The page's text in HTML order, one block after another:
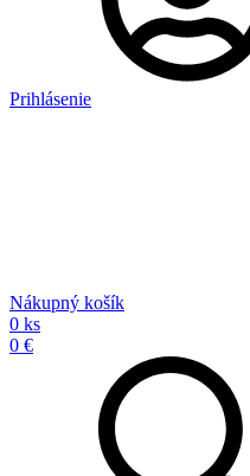
Prihlásenie
Nákupný košík
0 ks
0 €